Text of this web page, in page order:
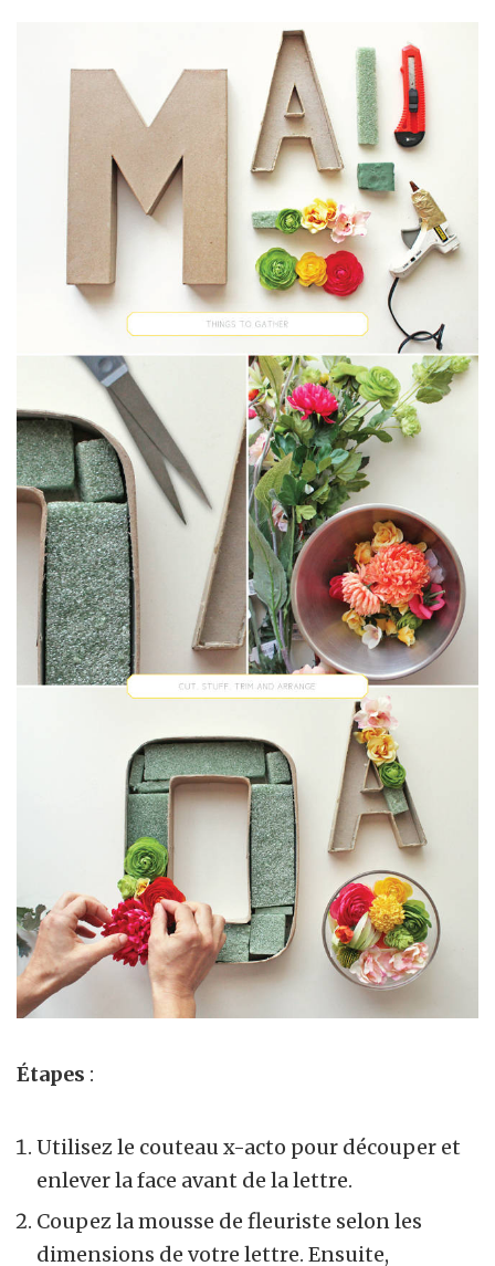
Étapes :
Utilisez le couteau x-acto pour découper et
enlever la face avant de la lettre.
Coupez la mousse de fleuriste selon les
dimensions de votre lettre. Ensuite,